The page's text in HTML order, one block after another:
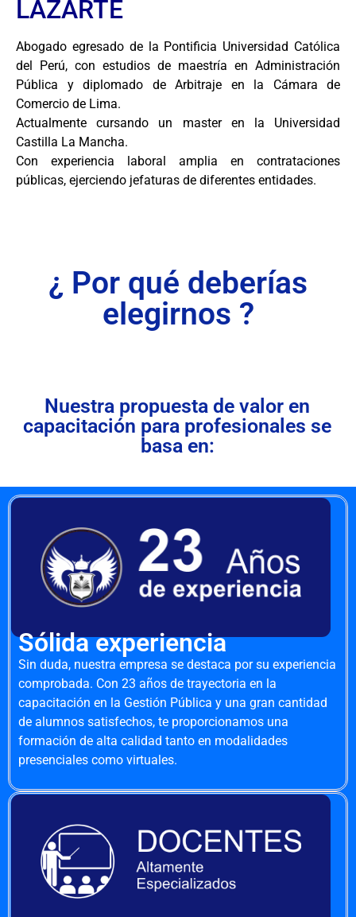
LAZARTE
Abogado egresado de la Pontificia Universidad Católica
del Perú, con estudios de maestría en Administración
Pública y diplomado de Arbitraje en la Cámara de
Comercio de Lima.
Actualmente cursando un master en la Universidad
Castilla La Mancha.
Con experiencia laboral amplia en contrataciones
públicas, ejerciendo jefaturas de diferentes entidades.
¿ Por qué deberías
elegirnos ?
Nuestra propuesta de valor en
capacitación para profesionales se
basa en:
Sólida experiencia
Sin duda, nuestra empresa se destaca por su experiencia
comprobada. Con 23 años de trayectoria en la
capacitación en la Gestión Pública y una gran cantidad
de alumnos satisfechos, te proporcionamos una
formación de alta calidad tanto en modalidades
presenciales como virtuales.